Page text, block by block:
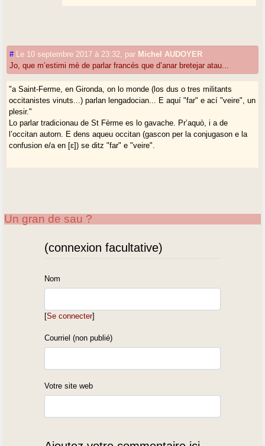
# Le 10 septembre 2017 à 23:32 par Michel AUDOYER
Jo, que m’estimi mè de parlar francés que d’anar bretejar atau...
"a Saint-Ferme, en Gironda, on lo monde (los dus o tres militants
occitanistes vinuts...) parlan lengadocian... E aquí "far" e ací "veire", un
plesir."
Lo parlar tradicionau de St Fèrme es lo gavache. Pr’aquò, i a de
l’occitan autorn. E dens aqueu occitan (gascon per la conjugason e la
confusion e/a en [ɛ]) se ditz "far" e "veire".
Un gran de sau ?
(connexion facultative)
Nom
[Se connecter]
Courriel (non publié)
Votre site web